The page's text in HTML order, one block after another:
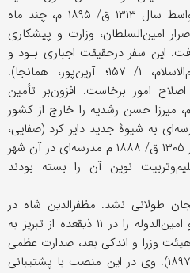
(ممتحن‌الدوله، ۳۸)، تااینکه در اواسط سال ۱۳۱۳ ق/ ۱۸۹۵ م، چند ماه
امین‌السلطان، وزارت و پیشکاری
این سفر درحقیقت اجباری بـود و
حکم تبعید او را داشت (ناظم‌الاسلام، ۱/ ۱۵۷؛ آرین‌پور، همانجا).
امور برخاست. افزون‌بر تأمین
حسن رشدیه را خارج از کشور
به شیوۀ جدید دایر کرد (صفایی،
۷۹). گفتنی است که رشدیه قبلاً در ۱۳۰۵ ق/ ۱۸۸۸ م مدرسه‌ای در آن شهر
نوین آن را بسته بودند
طولانی نشد. مظفرالدین شاه در
۱۳۱۴ ق امین‌السلطان را کنار زد و امین‌الدوله را در ۱۱ ذیقعده از تبریز به
وزرا و اندکی بعد، صدارت عظمى
را به او داد (رجب ۱۳۱۵/ دسامبر ۱۸۹۷). وی در این منصب با پشتیبانی